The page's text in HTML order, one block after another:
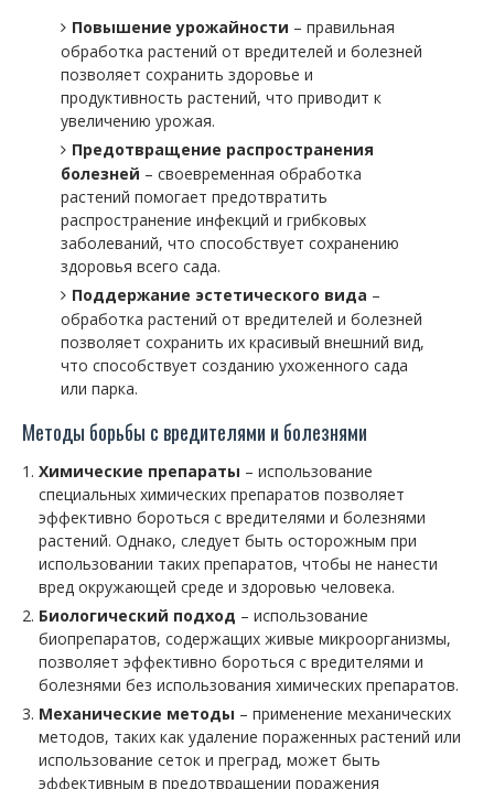
Повышение урожайности – правильная
обработка растений от вредителей и болезней
позволяет сохранить здоровье и
продуктивность растений, что приводит к
увеличению урожая.
Предотвращение распространения
болезней – своевременная обработка
растений помогает предотвратить
распространение инфекций и грибковых
заболеваний, что способствует сохранению
здоровья всего сада.
Поддержание эстетического вида –
обработка растений от вредителей и болезней
позволяет сохранить их красивый внешний вид,
что способствует созданию ухоженного сада
или парка.
Методы борьбы с вредителями и болезнями
Химические препараты – использование
специальных химических препаратов позволяет
эффективно бороться с вредителями и болезнями
растений. Однако, следует быть осторожным при
использовании таких препаратов, чтобы не нанести
вред окружающей среде и здоровью человека.
Биологический подход – использование
биопрепаратов, содержащих живые микроорганизмы,
позволяет эффективно бороться с вредителями и
болезнями без использования химических препаратов.
Механические методы – применение механических
методов, таких как удаление пораженных растений или
использование сеток и преград, может быть
эффективным в предотвращении поражения